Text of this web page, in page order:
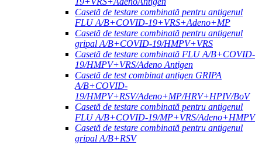
Casetă de testare combinată pentru antigenul
FLU A/B+COVID-19+VRS+Adeno+MP
Casetă de testare combinată pentru antigenul
gripal A/B+COVID-19/HMPV+VRS
Casetă de testare combinată FLU A/B+COVID-
19/HMPV+VRS/Adeno Antigen
Casetă de test combinat antigen GRIPA
A/B+COVID-
19/HMPV+RSV/Adeno+MP/HRV+HPIV/BoV
Casetă de testare combinată pentru antigenul
FLU A/B+COVID-19/MP+VRS/Adeno+HMPV
Casetă de testare combinată pentru antigenul
gripal A/B+RSV